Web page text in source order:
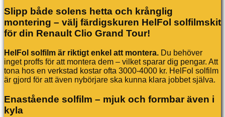
Slipp både solens hetta och krånglig
montering – välj färdigskuren HelFol solfilmskit
för din Renault Clio Grand Tour!
HelFol solfilm är riktigt enkel att montera. Du behöver
inget proffs för att montera dem – vilket sparar dig pengar. Att
tona hos en verkstad kostar ofta 3000-4000 kr. HelFol solfilm
är gjord för att även nybörjare ska kunna klara jobbet själva.
Enastående solfilm – mjuk och formbar även i
kyla